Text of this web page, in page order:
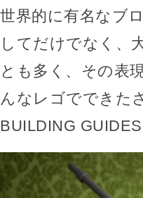
世界的に有名なブ
してだけでなく、
とも多く、その表
んなレゴでできた
BUILDING